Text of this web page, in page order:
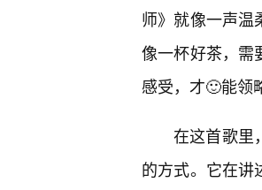
师》就像一声温
像一杯好茶，需
感受，才🙂能领
在这首歌里
的方式。它在讲